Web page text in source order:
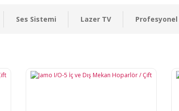
Ses Sistemi Lazer TV